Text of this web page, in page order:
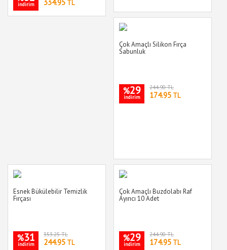
indirim 334.95 TL
Çok Amaçlı Silikon Fırça
Sabunluk
%29
indirim
244.90 TL
174.95 TL
Esnek Bükülebilir Temizlik
Fırçası
%31
indirim
353.25 TL
244.95 TL
Çok Amaçlı Buzdolabı Raf
Ayırıcı 10 Adet
%29
indirim
244.90 TL
174.95 TL